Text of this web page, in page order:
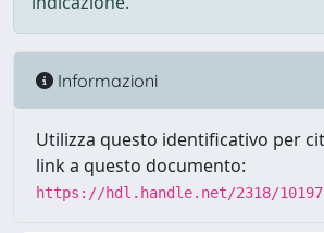
Informazioni
Utilizza questo identificativo per
link a questo documento:
https://hdl.handle.net/2318/